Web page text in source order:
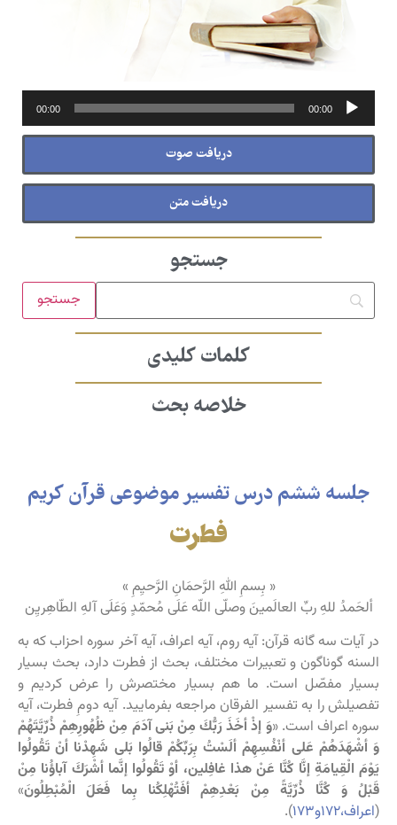
پخش‌کننده
صوت
00:00
00:00
دریافت صوت
دریافت متن
جستجو
کلمات کلیدی
خلاصه بحث
جلسه ششم درس تفسیر موضوعی قرآن کریم
فطرت
« بِسمِ اللهِ الرَّحمَانِ الرَّحیِمِ »
ألحَمدُ للهِ ربِّ العالَمینَ وصلّی اللّه عَلَی مُحمّدٍ وَعَلَی آلهِ الطّاهِریِن
در آیات سه گانه قرآن: آیه روم، آیه اعراف، آیه آخر سوره احزاب که به
السنه گوناگون و تعبیرات مختلف، بحث از فطرت دارد، بحث بسیار
بسیار مفصّل است. ما هم بسیار مختصرش را عرض کردیم و
تفصیلش را به تفسیر الفرقان مراجعه بفرمایید. آیه دومِ فطرت، آیه
سوره اعراف است. «وَ إذْ أخَذَ رَبُّكَ مِنْ بَنی‏ آدَمَ مِنْ ظُهُورِهِمْ ذُرِّیَّتَهُمْ
وَ أشْهَدَهُمْ عَلى‏ أنْفُسِهِمْ ألَسْتُ بِرَبِّكُمْ قالُوا بَلی‏ شَهِدْنا أنْ تَقُولُوا
یَوْمَ الْقِیامَةِ إنَّا كُنَّا عَنْ هذا غافِلین، أوْ تَقُولُوا إنَّما أشْرَكَ آباؤُنا مِنْ
قَبْلُ وَ كُنَّا ذُرِّیَّةً مِنْ بَعْدِهِمْ أفَتُهْلِكُنا بِما فَعَلَ الْمُبْطِلُونَ»
(اعراف،۱۷۲و۱۷۳
).